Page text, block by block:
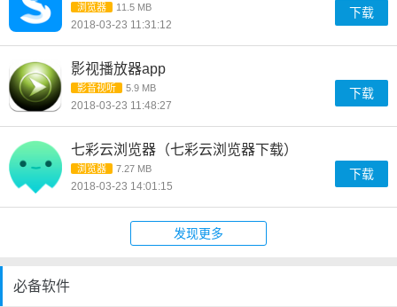
浏览器 11.5 MB
2018-03-23 11:31:12
下载
影视播放器app
影音视听 5.9 MB
2018-03-23 11:48:27
下载
七彩云浏览器（七彩云浏览器下载）
浏览器 7.27 MB
2018-03-23 14:01:15
下载
发现更多
必备软件